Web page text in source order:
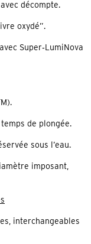
décompte.
oxydé”.
Super‑LumiNova
de plongée.
sous l’eau.
imposant,
interchangeables